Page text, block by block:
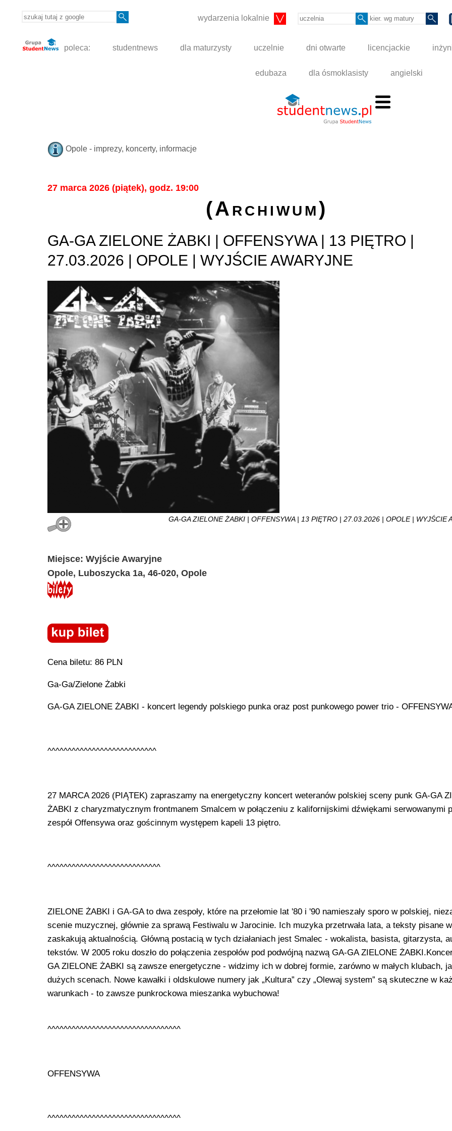
wydarzenia lokalnie
poleca: studentnews dla maturzysty uczelnie dni otwarte licencjackie
edubaza dla ósmoklasisty angielski
Opole - imprezy, koncerty, informacje
27 marca 2026 (piątek), godz. 19:00
(Archiwum)
GA-GA ZIELONE ŻABKI | OFFENSYWA | 13 PIĘTRO |
27.03.2026 | OPOLE | WYJŚCIE AWARYJNE
GA-GA ZIELONE ŻABKI | OFFENSYWA | 13 PIĘTRO | 27.03.2026 | OPOLE | WYJŚCIE
Miejsce: Wyjście Awaryjne
Opole, Luboszycka 1a, 46-020, Opole
Cena biletu: 86 PLN
Ga-Ga/Zielone Żabki
GA-GA ZIELONE ŻABKI - koncert legendy polskiego punka oraz post punkowego power trio -
^^^^^^^^^^^^^^^^^^^^^^^^^^^
27 MARCA 2026 (PIĄTEK) zapraszamy na energetyczny koncert weteranów polskiej sceny punk GA-GA
ŻABKI z charyzmatycznym frontmanem Smalcem w połączeniu z kalifornijskimi dźwiękami serwowanymi
zespół Offensywa oraz gościnnym występem kapeli 13 piętro.
^^^^^^^^^^^^^^^^^^^^^^^^^^^^
ZIELONE ŻABKI i GA-GA to dwa zespoły, które na przełomie lat '80 i '90 namieszały sporo w polskiej,
scenie muzycznej, głównie za sprawą Festiwalu w Jarocinie. Ich muzyka przetrwała lata, a teksty pisane
zaskakują aktualnością. Główną postacią w tych działaniach jest Smalec - wokalista, basista, gitarzysta,
tekstów. W 2005 roku doszło do połączenia zespołów pod podwójną nazwą GA-GA ZIELONE
GA ZIELONE ŻABKI są zawsze energetyczne - widzimy ich w dobrej formie, zarówno w małych klubach,
dużych scenach. Nowe kawałki i oldskulowe numery jak „Kultura” czy „Olewaj system” są skuteczne w
warunkach - to zawsze punkrockowa mieszanka wybuchowa!
^^^^^^^^^^^^^^^^^^^^^^^^^^^^^^^^^
OFFENSYWA
^^^^^^^^^^^^^^^^^^^^^^^^^^^^^^^^^